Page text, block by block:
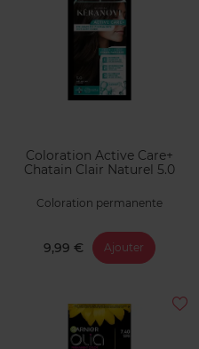
Coloration Active Care+
Chatain Clair Naturel 5.0
Coloration permanente
9,99 € Ajouter